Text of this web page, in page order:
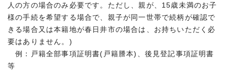
人の方の場合のみ必要です。ただし、親が、15歳未満のお子
様の手続を希望する場合で、親子が同一世帯で続柄が確認で
きる場合又は本籍地が春日井市の場合は、お持ちいただく必
要はありません。)
例：戸籍全部事項証明書(戸籍謄本)、後見登記事項証明書
等